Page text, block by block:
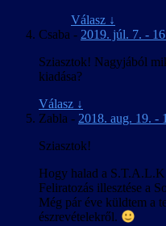
Válasz ↓
Csaba - 2019. júl. 7. -
Sziasztok! Nagyjából
kiadása?
Válasz ↓
Zabla - 2018. aug. 19. -
Sziasztok!
Hogy halad a
Feliratozás illesztése a
Még pár éve küldtem a
észrevételekről.